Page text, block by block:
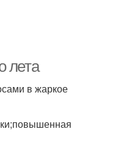
лета
в жаркое